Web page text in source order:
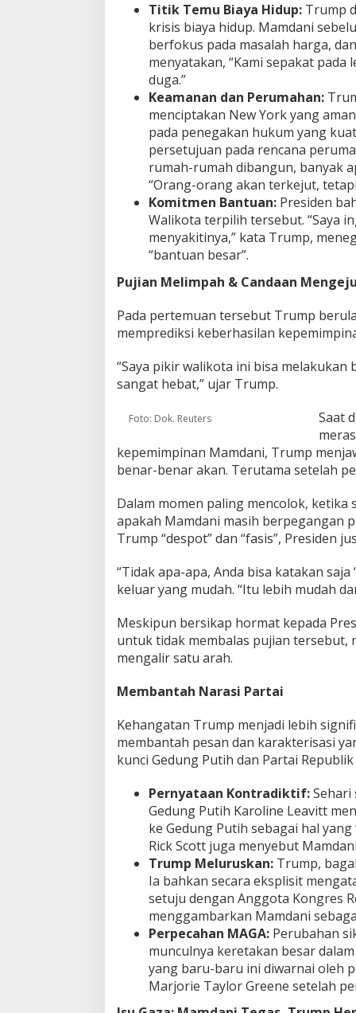
Titik Temu Biaya Hidup: Trump
krisis biaya hidup. Mamdani
berfokus pada masalah harga,
menyatakan, “Kami sepakat pada
duga.”
Keamanan dan Perumahan:
menciptakan New York yang
pada penegakan hukum yang
persetujuan pada rencana
rumah-rumah dibangun, banyak
“Orang-orang akan terkejut,
Komitmen Bantuan: Presiden
Walikota terpilih tersebut. “Saya
menyakitinya,” kata Trump,
“bantuan besar”.
Pujian Melimpah & Candaan
Pada pertemuan tersebut Trump
memprediksi keberhasilan
“Saya pikir walikota ini bisa melakukan
sangat hebat,” ujar Trump.
Foto: Dok. Reuters
Saat
kepemimpinan Mamdani, Trump
benar-benar akan. Terutama setelah
Dalam momen paling mencolok,
apakah Mamdani masih berpegangan
Trump “despot” dan “fasis”, Presiden
“Tidak apa-apa, Anda bisa katakan saja
keluar yang mudah. “Itu lebih mudah
Meskipun bersikap hormat kepada
untuk tidak membalas pujian tersebut,
mengalir satu arah.
Membantah Narasi Partai
Kehangatan Trump menjadi lebih
membantah pesan dan karakterisasi
kunci Gedung Putih dan Partai Republik
Pernyataan Kontradiktif:Sehari
Gedung Putih Karoline Leavitt
ke Gedung Putih sebagai hal
Rick Scott juga menyebut
Trump Meluruskan: Trump,
Ia bahkan secara eksplisit
setuju dengan Anggota Kongres
menggambarkan Mamdani
Perpecahan MAGA: Perubahan
munculnya keretakan besar
yang baru-baru ini diwarnai oleh
Marjorie Taylor Greene setelah